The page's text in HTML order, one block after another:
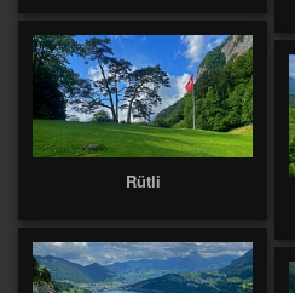
Rütli